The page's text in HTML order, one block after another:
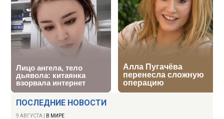
ПОСЛЕДНИЕ НОВОСТИ
9 АВГУСТА В МИРЕ